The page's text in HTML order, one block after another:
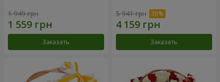
1 949 грн
Заказать
5 941 грн
Заказать